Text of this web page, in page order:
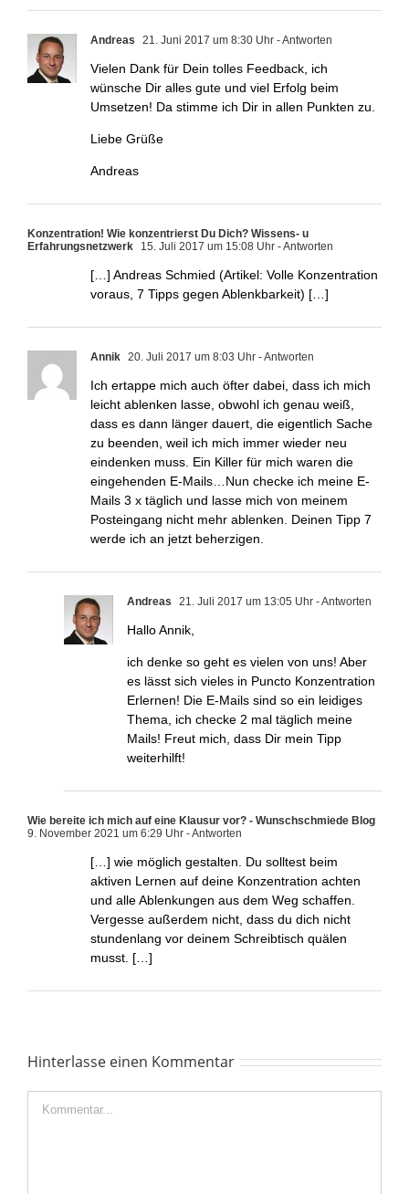
Andreas 21. Juni 2017 um 8:30 Uhr - Antworten
Vielen Dank für Dein tolles Feedback, ich
wünsche Dir alles gute und viel Erfolg beim
Umsetzen! Da stimme ich Dir in allen Punkten zu.
Liebe Grüße
Andreas
Konzentration! Wie konzentrierst Du Dich? Wissens- u
Erfahrungsnetzwerk
15. Juli 2017 um 15:08 Uhr - Antworten
[…] Andreas Schmied (Artikel: Volle Konzentration
voraus, 7 Tipps gegen Ablenkbarkeit) […]
Annik 20. Juli 2017 um 8:03 Uhr - Antworten
Ich ertappe mich auch öfter dabei, dass ich mich
leicht ablenken lasse, obwohl ich genau weiß,
dass es dann länger dauert, die eigentlich Sache
zu beenden, weil ich mich immer wieder neu
eindenken muss. Ein Killer für mich waren die
eingehenden E-Mails…Nun checke ich meine E-
Mails 3 x täglich und lasse mich von meinem
Posteingang nicht mehr ablenken. Deinen Tipp 7
werde ich an jetzt beherzigen.
Andreas 21. Juli 2017 um 13:05 Uhr - Antworten
Hallo Annik,
ich denke so geht es vielen von uns! Aber
es lässt sich vieles in Puncto Konzentration
Erlernen! Die E-Mails sind so ein leidiges
Thema, ich checke 2 mal täglich meine
Mails! Freut mich, dass Dir mein Tipp
weiterhilft!
Wie bereite ich mich auf eine Klausur vor? - Wunschschmiede Blog
9. November 2021 um 6:29 Uhr - Antworten
[…] wie möglich gestalten. Du solltest beim
aktiven Lernen auf deine Konzentration achten
und alle Ablenkungen aus dem Weg schaffen.
Vergesse außerdem nicht, dass du dich nicht
stundenlang vor deinem Schreibtisch quälen
musst. […]
Hinterlasse einen Kommentar